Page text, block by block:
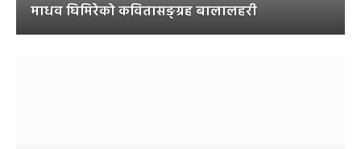
माधव घिमिरेको कवितासङ्ग्रह बालालहरी